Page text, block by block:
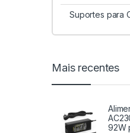
Suportes para
Mais recentes
92W